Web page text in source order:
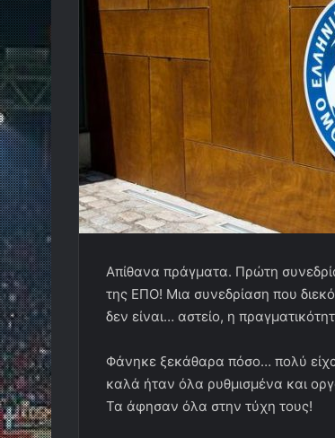
Απίθανα πράγματα. Πρώτη
της ΕΠΟ! Μια συνεδρίαση που
δεν είναι… αστείο, η
Φάνηκε ξεκάθαρα πόσο… πολύ
καλά ήταν όλα ρυθμισμένα και
Τα άφησαν όλα στην τύχη τους!